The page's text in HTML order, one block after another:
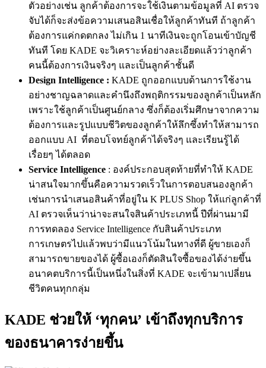
ตัวอย่างเช่น ลูกค้าต้องการจะใช้เงินตามข้อมูลที่ AI ตรวจ
จับได้ก็จะส่งข้อความเสนอสินเชื่อให้ลูกค้าทันที ถ้าลูกค้า
ต้องการแค่กดตกลง ไม่เกิน 1 นาทีเงินจะถูกโอนเข้าบัญชี
ทันที โดย KADE จะวิเคราะห์อย่างละเอียดแล้วว่าลูกค้า
คนนี้ต้องการเงินจริงๆ และเป็นลูกค้าชั้นดี
Design Intelligence : KADE ถูกออกแบบด้านการใช้งาน
อย่างชาญฉลาดและคำนึงถึงพฤติกรรมของลูกค้าเป็นหลัก
เพราะใช้ลูกค้าเป็นศูนย์กลาง ซึ่งก็ต้องเริ่มศึกษาจากความ
ต้องการและรูปแบบชีวิตของลูกค้าให้ลึกซึ้งทำให้สามารถ
ออกแบบ AI ที่ตอบโจทย์ลูกค้าได้จริงๆ และเรียนรู้ได้
เรื่อยๆ ได้ตลอด
Service Intelligence : องค์ประกอบสุดท้ายที่ทำให้ KADE
น่าสนใจมากขึ้นคือความรวดเร็วในการตอบสนองลูกค้า
เช่นการนำเสนอสินค้าที่อยู่ใน K PLUS Shop ให้แก่ลูกค้าที่
AI ตรวจเห็นว่าน่าจะสนใจสินค้าประเภทนี้ ปีที่ผ่านมามี
การทดลอง Service Intelligence กับสินค้าประเภท
การเกษตรไปแล้วพบว่ามีแนวโน้มในทางที่ดี ผู้ขายเองก็
สามารถขายของได้ ผู้ซื้อเองก็ตัดสินใจซื้อของได้ง่ายขึ้น
อนาคตบริการนี้เป็นหนึ่งในสิ่งที่ KADE จะเข้ามาเปลี่ยน
ชีวิตคนทุกกลุ่ม
KADE ช่วยให้ ‘ทุกคน’ เข้าถึงทุกบริการ
ของธนาคารง่ายขึ้น